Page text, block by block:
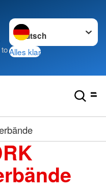
Sprache wechseln zu
Alles klar